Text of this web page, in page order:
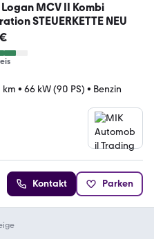
MCV II Kombi
STEUERKETTE NEU
km • 66 kW (90 PS) • Benzin
Kontakt Parken